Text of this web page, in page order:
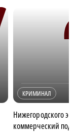
КРИМИНАЛ
Нижегородского
коммерческий